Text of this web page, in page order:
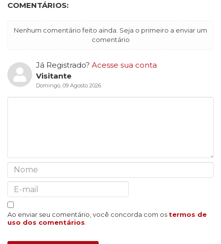
COMENTÁRIOS:
Nenhum comentário feito ainda. Seja o primeiro a enviar um
comentário
Já Registrado? Acesse sua conta
Visitante
Domingo, 09 Agosto 2026
Ao enviar seu comentário, você concorda com os termos de
uso dos comentários